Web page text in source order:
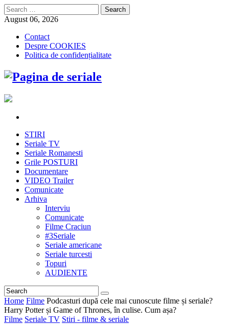
Search
for:
August 06, 2026
Contact
Despre COOKIES
Politica de confidențialitate
STIRI
Seriale TV
Seriale Romanesti
Grile POSTURI
Documentare
VIDEO Trailer
Comunicate
Arhiva
Interviu
Comunicate
Filme Craciun
#3Seriale
Seriale americane
Seriale turcesti
Topuri
AUDIENTE
Home Filme Podcasturi după cele mai cunoscute filme și seriale?
Harry Potter și Game of Thrones, în culise. Cum așa?
Filme Seriale TV Stiri - filme & seriale